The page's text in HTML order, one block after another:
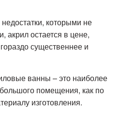
которыми не
акрил остается в цене,
существеннее и
ванны – это наиболее
помещения, как по
изготовления.